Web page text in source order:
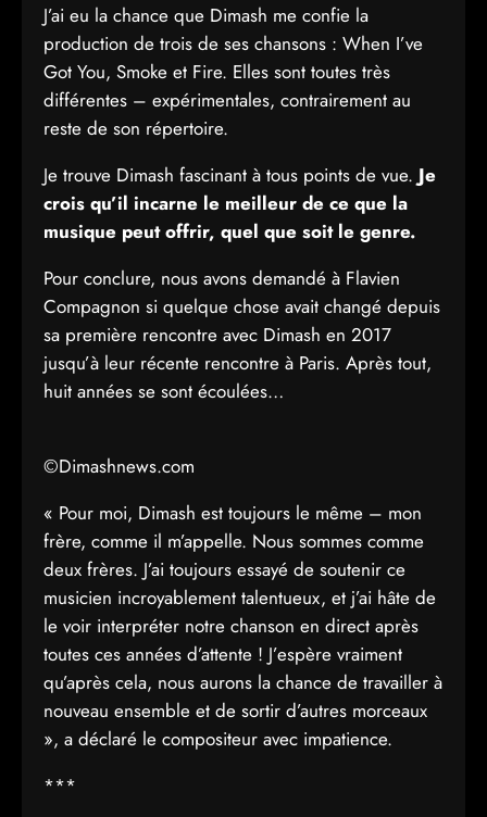
J’ai eu la chance que Dimash me confie la
production de trois de ses chansons : When I’ve
Got You, Smoke et Fire. Elles sont toutes très
différentes – expérimentales, contrairement au
reste de son répertoire.
Je trouve Dimash fascinant à tous points de vue. Je
crois qu’il incarne le meilleur de ce que la
musique peut offrir, quel que soit le genre.
Pour conclure, nous avons demandé à Flavien
Compagnon si quelque chose avait changé depuis
sa première rencontre avec Dimash en 2017
jusqu’à leur récente rencontre à Paris. Après tout,
huit années se sont écoulées…
©Dimashnews.com
« Pour moi, Dimash est toujours le même – mon
frère, comme il m’appelle. Nous sommes comme
deux frères. J’ai toujours essayé de soutenir ce
musicien incroyablement talentueux, et j’ai hâte de
le voir interpréter notre chanson en direct après
toutes ces années d’attente ! J’espère vraiment
qu’après cela, nous aurons la chance de travailler à
nouveau ensemble et de sortir d’autres morceaux
», a déclaré le compositeur avec impatience.
***